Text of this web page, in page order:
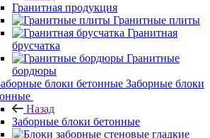
Гранитная продукция
Гранитные плиты
Гранитная
брусчатка
Гранитные
бордюры
Заборные блоки
Назад
Заборные блоки бетонные